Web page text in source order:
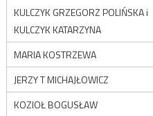
KULCZYK GRZEGORZ POLIŃSKA i
KULCZYK KATARZYNA
MARIA KOSTRZEWA
JERZY T MICHAJŁOWICZ
KOZIOŁ BOGUSŁAW